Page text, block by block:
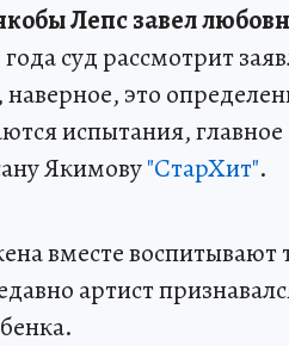
Лепс завел
суд рассмотрит
это
испытания,
Якимову"СтарХит".
вместе воспитывают
артист